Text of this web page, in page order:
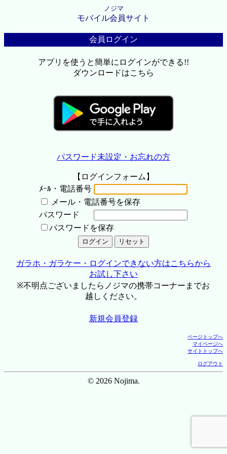
ノジマ
モバイル会員サイト
会員ログイン
アプリを使うと簡単にログインができる!!
ダウンロードはこちら
パスワード未設定・お忘れの方
【ログインフォーム】
ﾒｰﾙ・電話番号
メール・電話番号を保存
パスワード
パスワードを保存
ガラホ・ガラケー・ログインできない方はこちらから
お試し下さい
※不明点ございましたらノジマの携帯コーナーまでお
越しください。
新規会員登録
ページトップへ
マイページへ
サイトトップへ
ログアウト
© 2026 Nojima.